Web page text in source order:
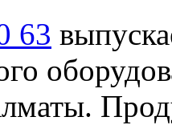
63